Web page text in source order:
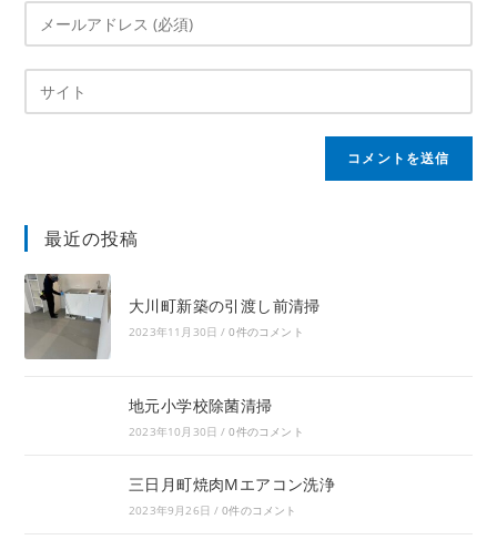
最近の投稿
大川町新築の引渡し前清掃
2023年11月30日 / 0件のコメント
地元小学校除菌清掃
2023年10月30日 / 0件のコメント
三日月町焼肉Mエアコン洗浄
2023年9月26日 / 0件のコメント